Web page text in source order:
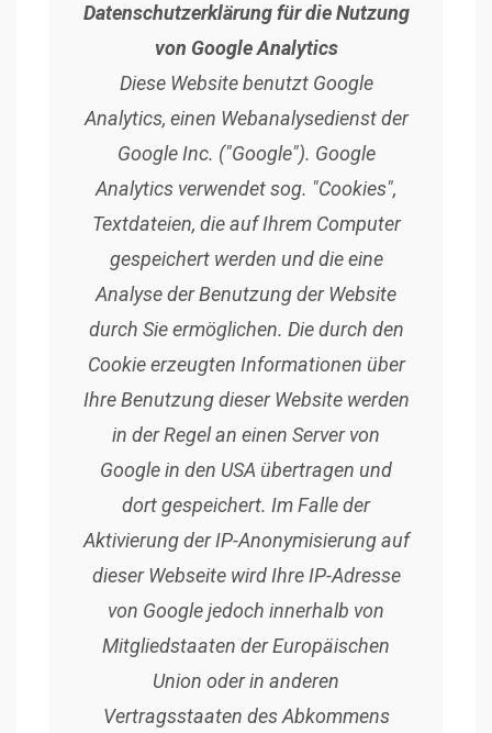
Datenschutzerklärung für die Nutzung
von Google Analytics
Diese Website benutzt Google
Analytics, einen Webanalysedienst der
Google Inc. ("Google"). Google
Analytics verwendet sog. "Cookies",
Textdateien, die auf Ihrem Computer
gespeichert werden und die eine
Analyse der Benutzung der Website
durch Sie ermöglichen. Die durch den
Cookie erzeugten Informationen über
Ihre Benutzung dieser Website werden
in der Regel an einen Server von
Google in den USA übertragen und
dort gespeichert. Im Falle der
Aktivierung der IP-Anonymisierung auf
dieser Webseite wird Ihre IP-Adresse
von Google jedoch innerhalb von
Mitgliedstaaten der Europäischen
Union oder in anderen
Vertragsstaaten des Abkommens